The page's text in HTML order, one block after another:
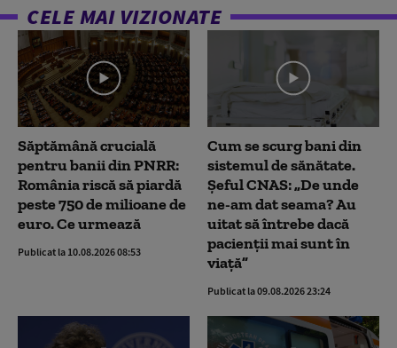
CELE MAI VIZIONATE
Săptămână crucială
pentru banii din PNRR:
România riscă să piardă
peste 750 de milioane de
euro. Ce urmează
Publicat la 10.08.2026 08:53
Cum se scurg bani din
sistemul de sănătate.
Șeful CNAS: „De unde
ne-am dat seama? Au
uitat să întrebe dacă
pacienții mai sunt în
viață”
Publicat la 09.08.2026 23:24